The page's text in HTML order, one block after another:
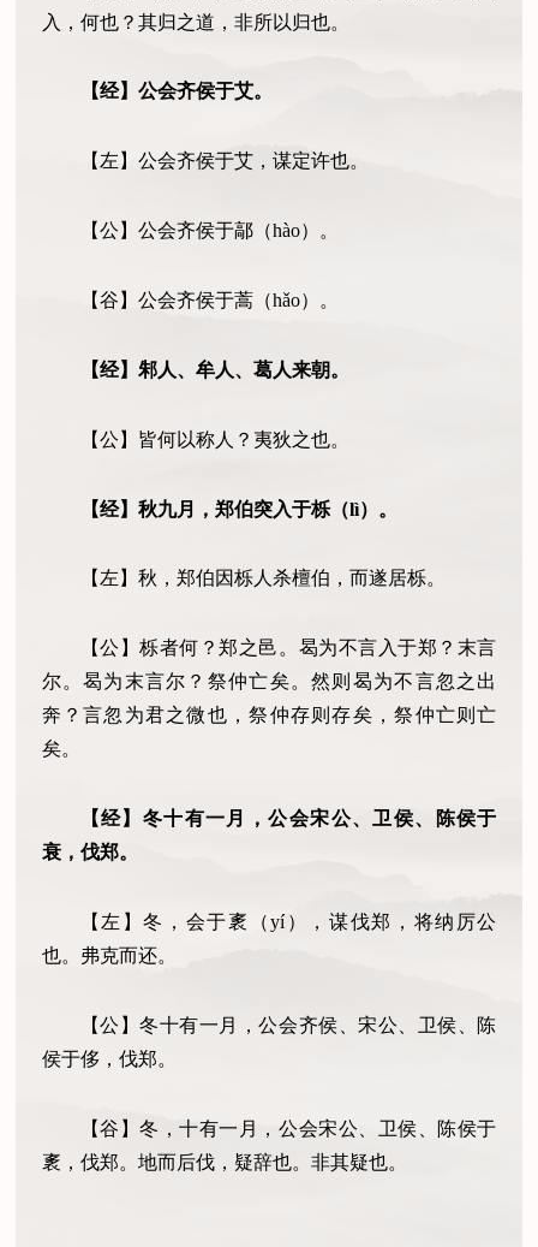
入 ， 何也？其归之道，非所以归也。
【经】公会齐侯于艾。
【左】公会齐侯于艾，谋定许也。
【公】公会齐侯于鄗（hào） 。
【谷】公会齐侯于蒿（hǎo） 。
【经】邾人、牟人、葛人来朝。
【公】皆何以称人？夷狄之也。
【经】秋九月，郑伯突入于栎（lì） 。
【左】秋，郑伯因栎人杀檀伯，而遂居栎。
【公】栎者何？郑之邑。曷为不言入于郑？末言
尔。曷为末言尔？祭仲亡矣。然则曷为不言忽之出
奔？言忽为君之微也，祭仲存则存矣，祭仲亡则亡
矣。
【经】冬十有一月，公会宋公、卫侯、陈侯于
衰，伐郑。
【左】冬，会于袲 （yí）
，谋伐郑，将纳厉公
也。弗克而还。
【公】冬十有一月，公会齐侯、宋公、卫侯、陈
侯于侈，伐郑。
【谷】冬，十有一月，公会宋公、卫侯、陈侯于
袲，伐郑。地而后伐，疑辞也。非其疑也。